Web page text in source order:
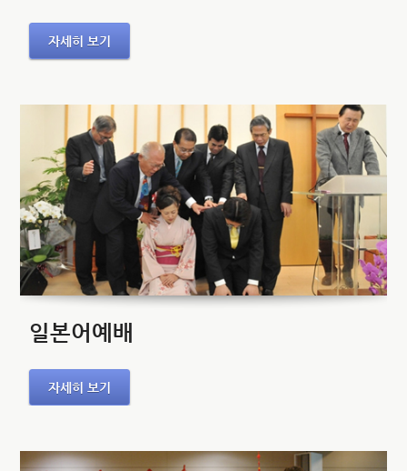
자세히 보기
일본어예배
자세히 보기